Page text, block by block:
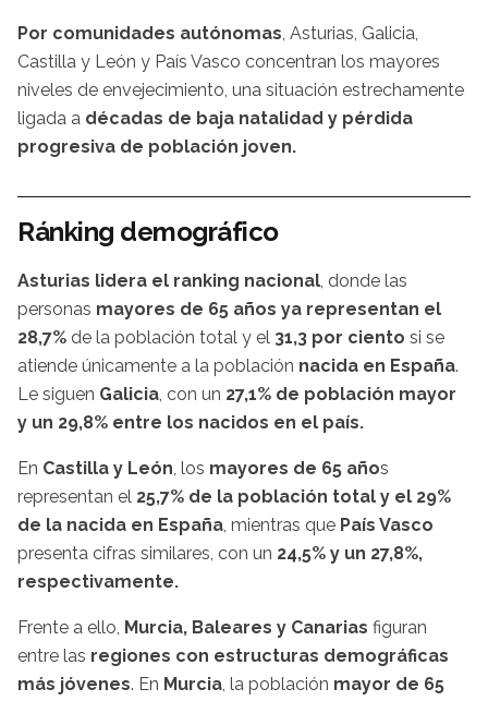
Por comunidades autónomas, Asturias, Galicia,
Castilla y León y País Vasco concentran los mayores
niveles de envejecimiento, una situación estrechamente
ligada a décadas de baja natalidad y pérdida
progresiva de población joven.
Ránking demográfico
Asturias lidera el ranking nacional, donde las
personas mayores de 65 años ya representan el
28,7% de la población total y el 31,3 por ciento si se
atiende únicamente a la población nacida en España.
Le siguen Galicia, con un 27,1% de población mayor
y un 29,8% entre los nacidos en el país.
En Castilla y León, los mayores de 65 años
representan el 25,7% de la población total y el 29%
de la nacida en España, mientras que País Vasco
presenta cifras similares, con un 24,5% y un 27,8%,
respectivamente.
Frente a ello, Murcia, Baleares y Canarias figuran
entre las regiones con estructuras demográficas
más jóvenes. En Murcia, la población mayor de 65